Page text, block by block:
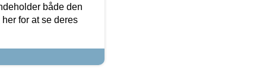
både den
for at se deres